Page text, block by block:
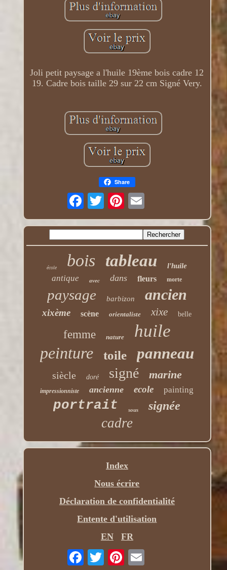
Joli petit paysage a l'huile 19ème bois cadre 12
19. Cadre bois taille 29 sur 22 cm Signé Very.
Share
école bois tableau l'huile
antique avec dans fleurs morte
paysage barbizon ancien
xixème scène orientaliste xixe belle
femme nature huile
peinture toile panneau
siècle doré signé marine
impressionniste ancienne ecole painting
portrait sous signée
cadre
Index
Nous écrire
Déclaration de confidentialité
Entente d'utilisation
EN
FR